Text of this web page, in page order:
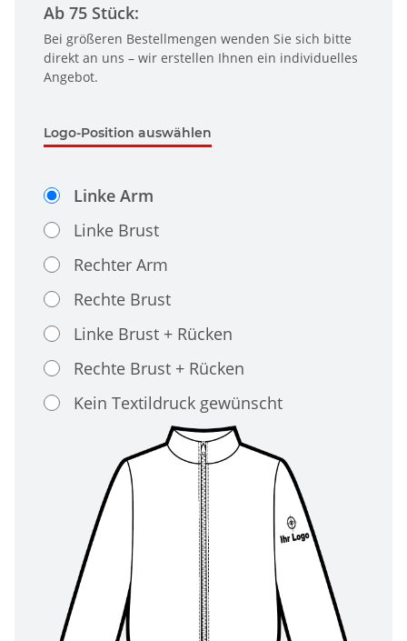
Ab 75 Stück:
Bei größeren Bestellmengen wenden Sie sich bitte
direkt an uns – wir erstellen Ihnen ein individuelles
Angebot.
Logo-Position auswählen
Linke Arm
Linke Brust
Rechter Arm
Rechte Brust
Linke Brust + Rücken
Rechte Brust + Rücken
Kein Textildruck gewünscht